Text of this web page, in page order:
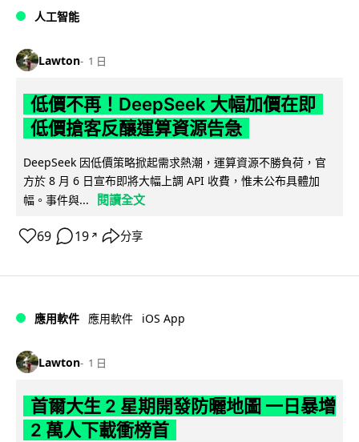
人工智能
Lawton 1 日
低價不再！DeepSeek 大幅加價在即
低價搶客反釀運算資源告急
DeepSeek 因低價策略掀起需求熱潮，運算資源不勝負荷，官
方於 8 月 6 日宣布即將大幅上調 API 收費，惟未公布具體加
幅。事件與...
閱讀全文
69 19 ↗ 分享
應用軟件 應用軟件 iOS App
Lawton 1 日
首爾大生 2 星期開發防曬地圖 一日暴增
2 萬人下載衝榜首